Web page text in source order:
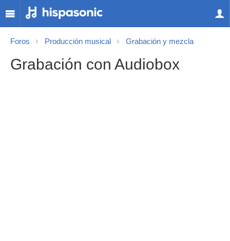
Foros Producción musical Grabación y mezcla
Grabación con Audiobox